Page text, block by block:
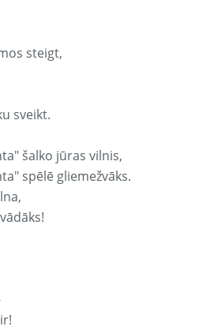
steigt,
sveikt.
šalko jūras vilnis,
spēlē gliemežvāks.